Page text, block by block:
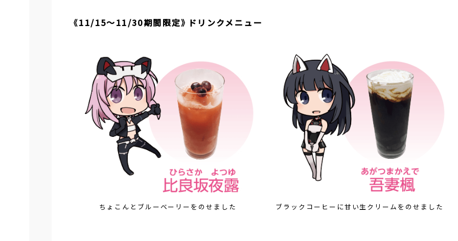
《11/15～11/30期間限定》 ドリンクメニュー
ちょこんとブルーベーリーをのせました ブラックコーヒーに甘い生クリームをのせました